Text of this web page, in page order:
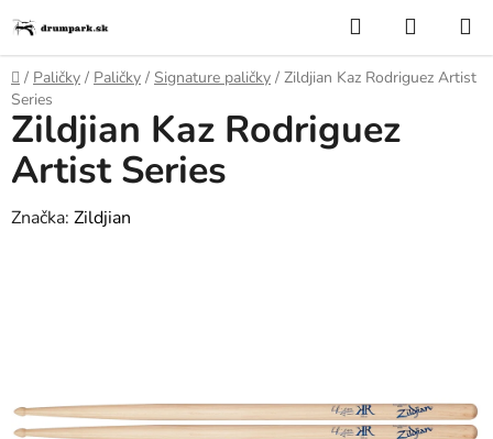
na
obsah
Hľadať
KOŠÍK
Domov
/ Paličky / Paličky / Signature paličky / Zildjian Kaz Rodriguez Artist
Series
Zildjian Kaz Rodriguez
Artist Series
Značka: Zildjian